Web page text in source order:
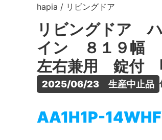
hapia / リビングドア
リビングドア
イン ８１９幅
左右兼用 錠付
2025/06/23　生産中止品
AA1H1P-